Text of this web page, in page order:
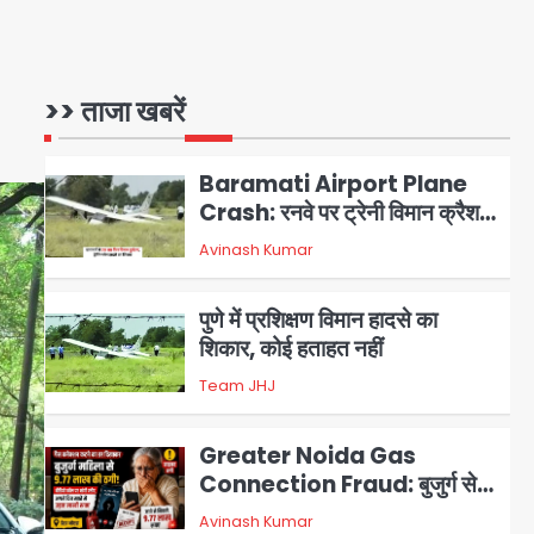
>> ताजा खबरें
1
2
Baramati Airport Plane
Crash: रनवे पर ट्रेनी विमान क्रैश,
जांच शुरू
Avinash Kumar
3
पुणे में प्रशिक्षण विमान हादसे का
शिकार, कोई हताहत नहीं
Team JHJ
4
Greater Noida Gas
Connection Fraud: बुजुर्ग से
वीडियो कॉल पर 9.77 लाख की साइबर
Avinash Kumar